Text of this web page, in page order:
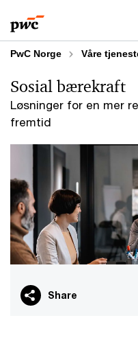
to
content
to
footer
PwC Norge Våre
Løsninger for en mer
fremtid
Sosial bærekraft
Share